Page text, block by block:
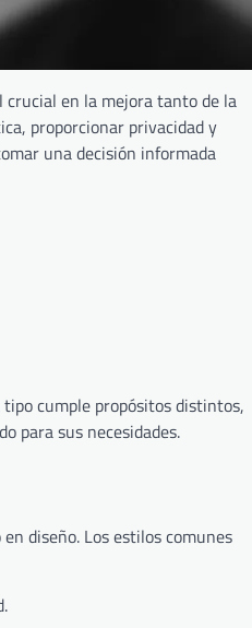
en la mejora tanto de la
proporcionar privacidad y
una decisión informada
cumple propósitos distintos,
para sus necesidades.
diseño. Los estilos comunes